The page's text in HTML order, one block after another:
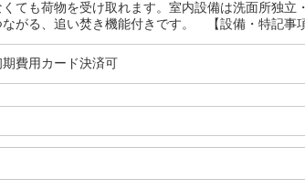
ても荷物を受け取れます。室内設備は洗面所独立
がる、追い焚き機能付きです。 【設備・特記事
費用カード決済可